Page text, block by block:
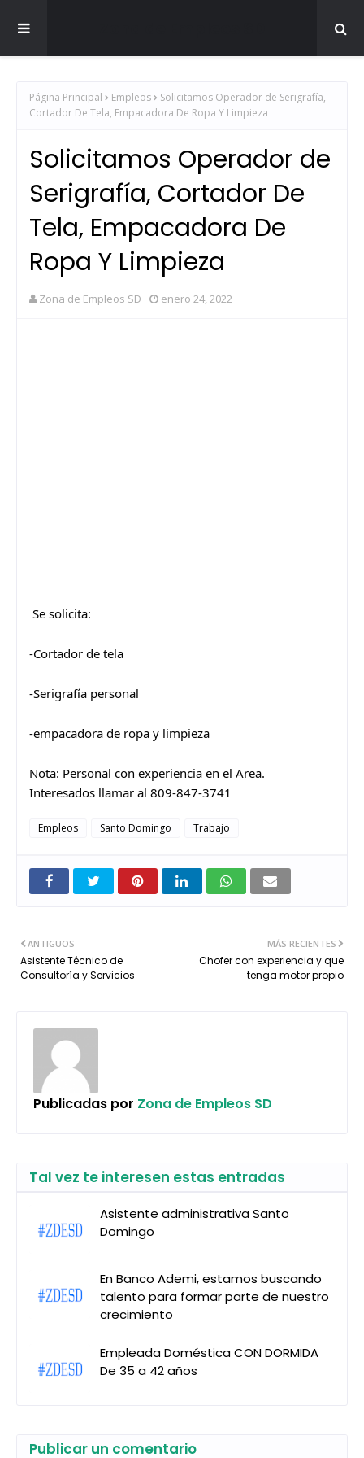
Página Principal Empleos
Solicitamos Operador de Serigrafía,
Cortador De Tela, Empacadora De Ropa Y Limpieza
Solicitamos Operador de
Serigrafía, Cortador De
Tela, Empacadora De
Ropa Y Limpieza
Zona de Empleos SD enero 24, 2022
Se solicita:
-Cortador de tela
-Serigrafía personal
-empacadora de ropa y limpieza
Nota: Personal con experiencia en el Area.
Interesados llamar al 809-847-3741
Empleos Santo Domingo Trabajo
MÁS RECIENTES
Chofer con experiencia y que
tenga motor propio
ANTIGUOS
Asistente Técnico de
Consultoría y Servicios
Publicadas por Zona de Empleos SD
Tal vez te interesen estas entradas
Asistente administrativa Santo
Domingo
En Banco Ademi, estamos buscando
talento para formar parte de nuestro
crecimiento
Empleada Doméstica CON DORMIDA
De 35 a 42 años
Publicar un comentario